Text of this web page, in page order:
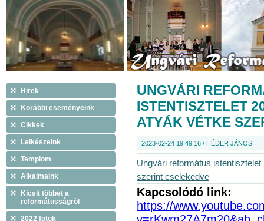
Hirek
Korábbi eseményeink
Cikkek
Lelkészeink
Templom
Alkalmaink
Kicsit többet a
reformátusságrõl
2022 fotok
UNGVÁRI
ISTENTISZTELET
ATYÁK VÉTKE
2023-02-24 19:49:16 / HÉDER JÁNOS
Ungvári református
szerint cselekedve
Kapcsolódó link:
https://